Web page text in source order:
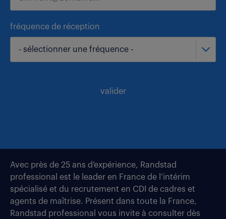
fréquence de réception
- sélectionner une fréquence -
valider
Avec près de 25 ans d’expérience, Randstad
professional est le leader en France de l’intérim
spécialisé et du recrutement en CDI de cadres et
agents de maîtrise. Présent dans toute la France,
Randstad professional vous invite à consulter dès